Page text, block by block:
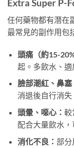
Extra Super P-
任何藥物都有潛在
最常見的副作用包
頭痛（約15-
起。多飲水、適
臉部潮紅、鼻塞
消退後自行消失
頭暈、噁心： 較
配合大量飲水，
消化不良： 部分